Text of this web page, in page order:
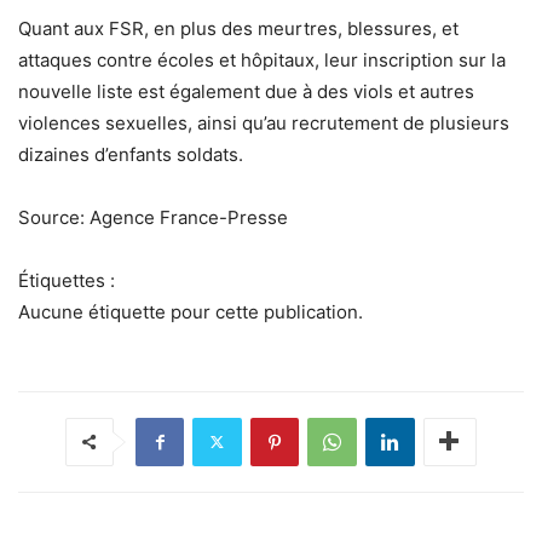
Quant aux FSR, en plus des meurtres, blessures, et
attaques contre écoles et hôpitaux, leur inscription sur la
nouvelle liste est également due à des viols et autres
violences sexuelles, ainsi qu’au recrutement de plusieurs
dizaines d’enfants soldats.
Source: Agence France-Presse
Étiquettes :
Aucune étiquette pour cette publication.